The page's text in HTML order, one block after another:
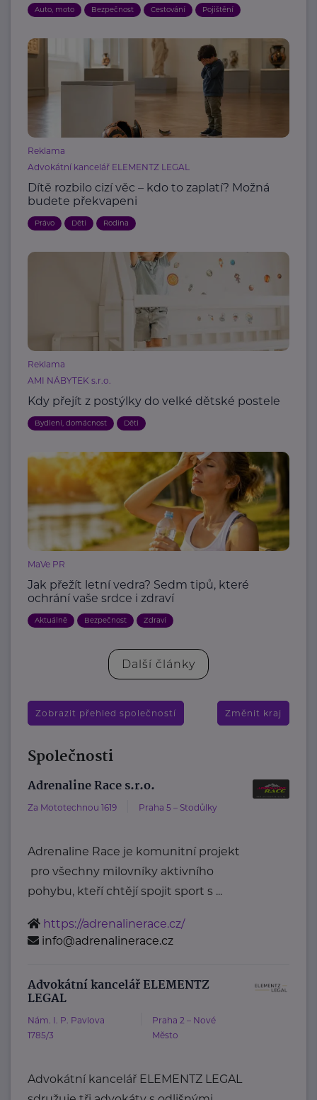
Auto, moto Bezpečnost Cestování Pojištění
Reklama
Advokátní kancelář ELEMENTZ LEGAL
Dítě rozbilo cizí věc – kdo to zaplatí? Možná
budete překvapeni
Právo Děti Rodina
Reklama
AMI NÁBYTEK s.r.o.
Kdy přejít z postýlky do velké dětské postele
Bydlení, domácnost Děti
MaVe PR
Jak přežít letní vedra? Sedm tipů, které
ochrání vaše srdce i zdraví
Aktuálně Bezpečnost Zdraví
Další články
Zobrazit přehled společností Změnit kraj
Společnosti
Adrenaline Race s.r.o.
Za Mototechnou 1619 Praha 5 – Stodůlky
Adrenaline Race je komunitní projekt
pro všechny milovníky aktivního
pohybu, kteří chtějí spojit sport s ...
https://adrenalinerace.cz/
info@adrenalinerace.cz
Advokátní kancelář ELEMENTZ
LEGAL
Nám. I. P. Pavlova
1785/3
Praha 2 – Nové
Město
Advokátní kancelář ELEMENTZ LEGAL